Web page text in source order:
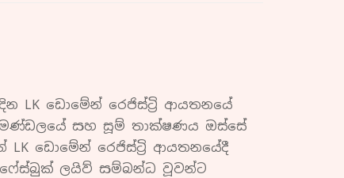
LK ඩොමේන් රෙජිස්ට්‍රි ආයතනයේ
මණ්ඩලයේ සහ සූම් තාක්ෂණය ඔස්සේ
ඩොමේන් රෙජිස්ට්‍රි ආයතනයේදී
ෆේස්බුක් ලයිව් සම්බන්ධ වූවන්ට